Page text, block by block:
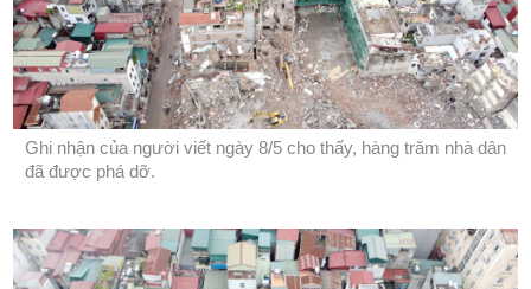
Ghi nhận của người viết ngày 8/5 cho thấy, hàng trăm nhà dân
đã được phá dỡ.